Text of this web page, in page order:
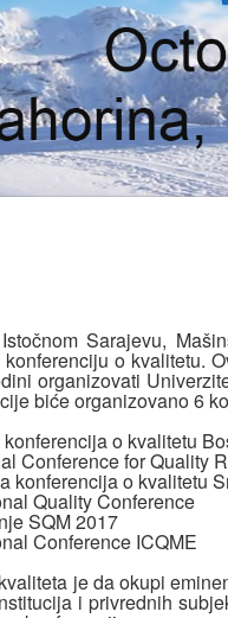
Sarajevu,
konferenciju o kvalitetu.
organizovati
biće organizovano 6
o kvalitetu
Conference for Quality
konferencija o kvalitetu
Quality Conference
SQM 2017
Conference ICQME
je da okupi
i privrednih